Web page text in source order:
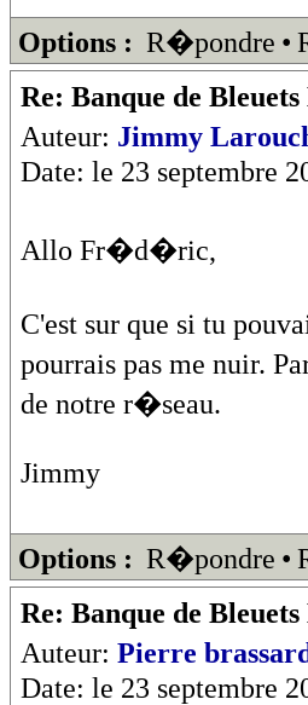
Options : R�pondre •
Re: Banque de
Auteur: Jimmy
Date: le 23 septembre
Allo Fr�d�ric,
C'est sur que si tu
pourrais pas me nuir.
de notre r�seau.
Jimmy
Options : R�pondre •
Re: Banque de
Auteur: Pierre
Date: le 23 septembre